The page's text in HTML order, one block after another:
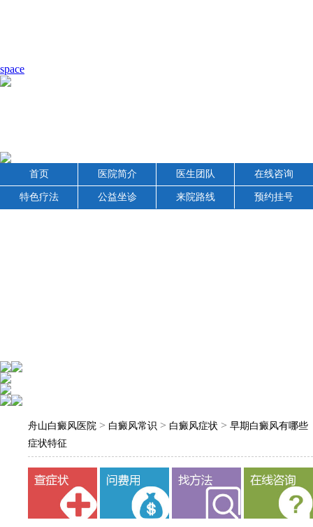
space
首页 医院简介 医生团队 在线咨询
特色疗法 公益坐诊 来院路线 预约挂号
舟山白癜风医院 > 白癜风常识 > 白癜风症状 > 早期白癜风有哪些
症状特征